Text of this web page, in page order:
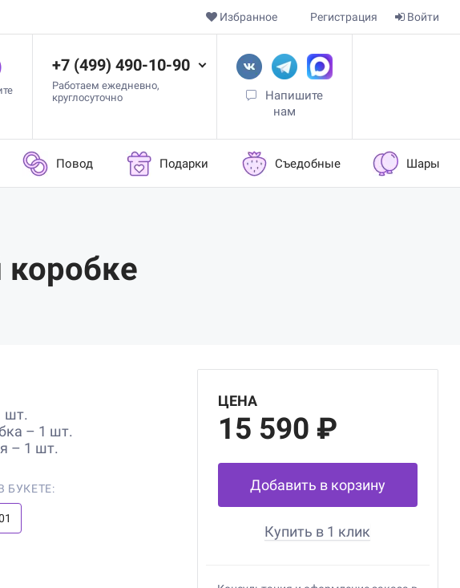
Войти
Регистрация
Избранное
+7 (499) 490-10-90
Работаем ежедневно,
круглосуточно
Напишите
нам
Повод Подарки Съедобные Шары
шт.
– 1 шт.
– 1 шт.
БУКЕТЕ:
ЦЕНА
15 590 ₽
Добавить в корзину
Купить в 1 клик